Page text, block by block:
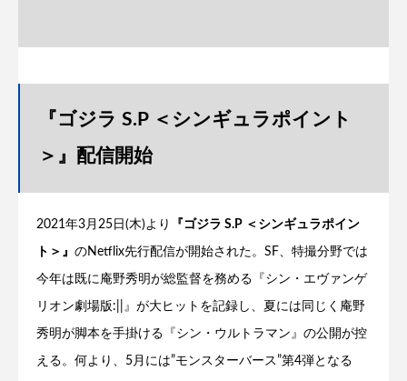
『ゴジラ S.P ＜シンギュラポイント
＞』配信開始
2021年3月25日(木)より 『ゴジラ S.P ＜シンギュラポイン
ト＞』 のNetflix先行配信が開始された。SF、特撮分野では
今年は既に庵野秀明が総監督を務める『シン・エヴァンゲ
リオン劇場版:||』が大ヒットを記録し、夏には同じく庵野
秀明が脚本を手掛ける『シン・ウルトラマン』の公開が控
える。何より、5月には”モンスターバース”第4弾となる